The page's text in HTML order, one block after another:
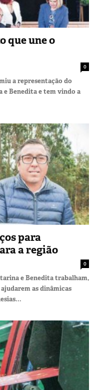
que une o
0
a representação do
e Benedita e tem vindo a
para
a região
0
e Benedita trabalham,
as dinâmicas